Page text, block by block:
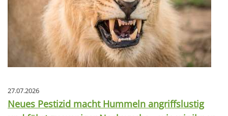
27.07.2026
Neues Pestizid macht Hummeln angriffslustig